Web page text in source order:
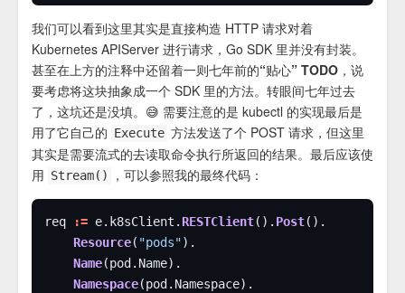
我们可以看到这里其实是直接构造 HTTP 请求对着
Kubernetes APIServer 进行请求，Go SDK 里并没有封装。
甚至在上方的注释中还留着一则七年前的“贴心” TODO ，说
要考虑将这块抽象成一个 SDK 里的方法。转眼间七年过去
了，这坑还是没填。😅 需要注意的是 kubectl 的实现最后是
用了它自己的 Execute 方法发送了个 POST 请求，但这里
其实是需要流式的去读取命令执行所返回的结果。最后应该使
用 Stream() ，可以参照我的最终代码：
req := e.k8sClient. RESTClient(). Post
Resource( "pods"
Name
Namespace